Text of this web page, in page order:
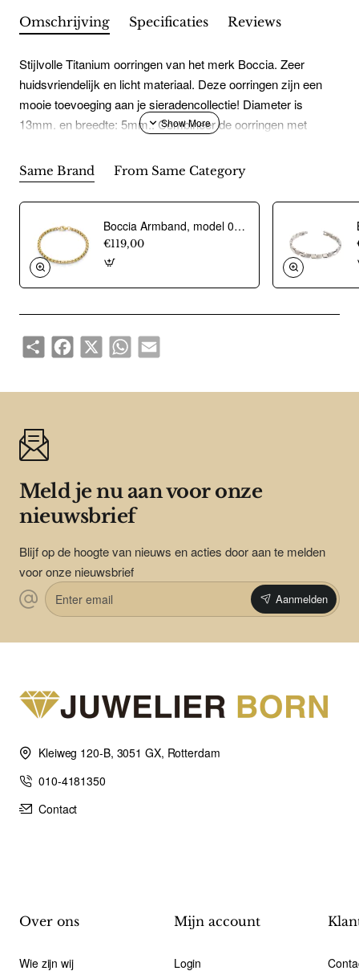
Omschrijving Specificaties Reviews
Stijlvolle Titanium oorringen van het merk Boccia. Zeer
huidsvriendelijk en licht materiaal. Deze oorringen zijn een
mooie toevoeging aan je sieradencollectie! Diameter is
13mm. en breedte: 5mm.. Combineer de oorringen met
MERK Boccia Titanium is het titanium merk van Nederland,
dat zijn oorsprong in Duitsland vindt en is opgericht in het jaar
1992. Ontwikkeld door internationale ontwerpers. Alle titanium
componenten van de BOCCIA TITANIUM collectie zijn
gemaakt van 99,7% puur titanium; het bijzondere materiaal.
Het is licht in gewicht, neemt de temperatuur van de huid aan
en is zeer huidvriendelijk. Bovendien is het corrosie- en
Same Brand From Same Category
Boccia Armband, model 0329-04 titanium/bicolour breedte schakel 4 mm.(18cm.) - 24470
€119,00
ShareFacebook
X WhatsAppEmail
Meld je nu aan voor onze
nieuwsbrief
Blijf op de hoogte van nieuws en acties door aan te melden
voor onze nieuwsbrief
Enter
email
Aanmelden
Kleiweg 120-B, 3051 GX, Rotterdam
010-4181350
Contact
Over ons
Wie zijn wij
Mijn account
Login